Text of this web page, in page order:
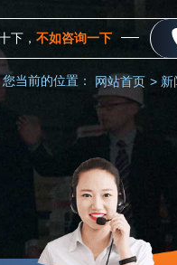
下， 不如咨询一下
您当前的位置： 网站首页 > 新